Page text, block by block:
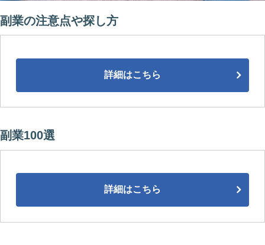
副業の注意点や探し方
詳細はこちら
副業100選
詳細はこちら